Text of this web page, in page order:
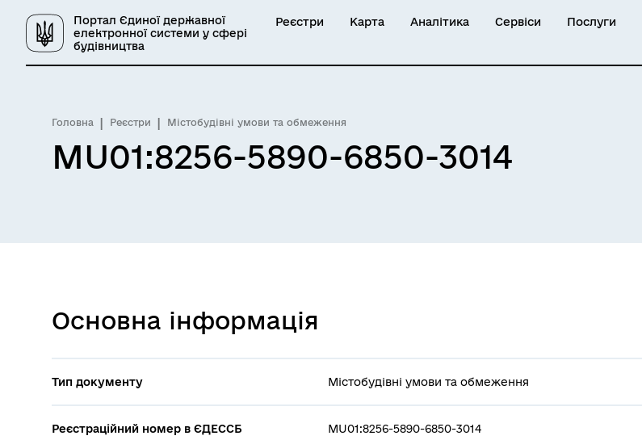
Портал Єдиної державної
електронної системи у сфері
будівництва
Реєстри Карта Аналітика Сервіси Послуги
Головна Реєстри Містобудівні умови та обмеження
MU01:8256-5890-6850-3014
Основна інформація
Тип документу Містобудівні умови та обмеження
Реєстраційний номер в ЄДЕССБ MU01:8256-5890-6850-3014